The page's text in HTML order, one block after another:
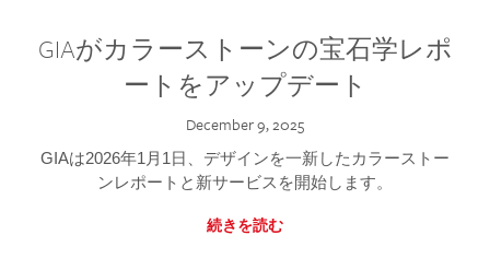
GIAがカラーストーンの宝石学レポ
ートをアップデート
December 9, 2025
GIAは2026年1月1日、デザインを一新したカラーストー
ンレポートと新サービスを開始します。
続きを読む